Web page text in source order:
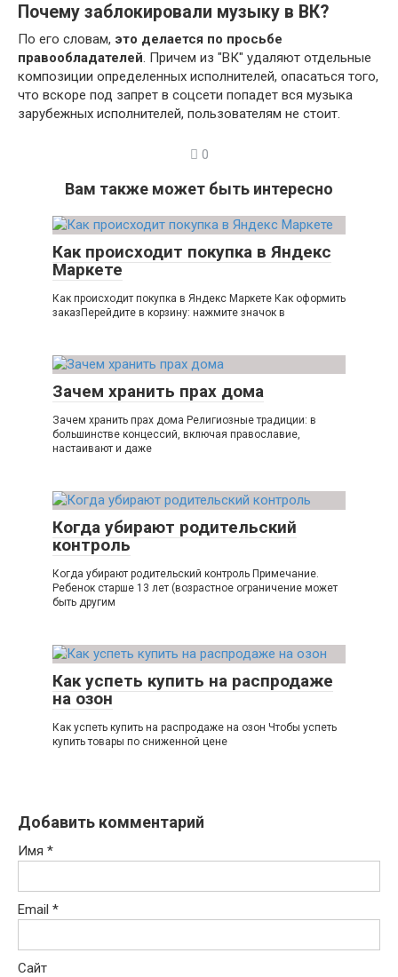
Почему заблокировали музыку в ВК?
По его словам, это делается по просьбе
правообладателей. Причем из "ВК" удаляют отдельные
композиции определенных исполнителей, опасаться того,
что вскоре под запрет в соцсети попадет вся музыка
зарубежных исполнителей, пользователям не стоит.
0
Вам также может быть интересно
Как происходит покупка в Яндекс
Маркете
Как происходит покупка в Яндекс Маркете Как оформить
заказПерейдите в корзину: нажмите значок в
Зачем хранить прах дома
Зачем хранить прах дома Религиозные традиции: в
большинстве концессий, включая православие,
настаивают и даже
Когда убирают родительский
контроль
Когда убирают родительский контроль Примечание.
Ребенок старше 13 лет (возрастное ограничение может
быть другим
Как успеть купить на распродаже
на озон
Как успеть купить на распродаже на озон Чтобы успеть
купить товары по сниженной цене
Добавить комментарий
Имя *
Email *
Сайт